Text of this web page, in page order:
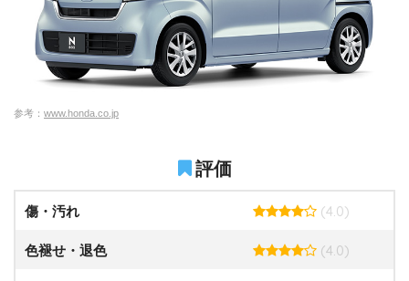
参考： www.honda.co.jp
評価
傷・汚れ (4.0)
色褪せ・退色 (4.0)